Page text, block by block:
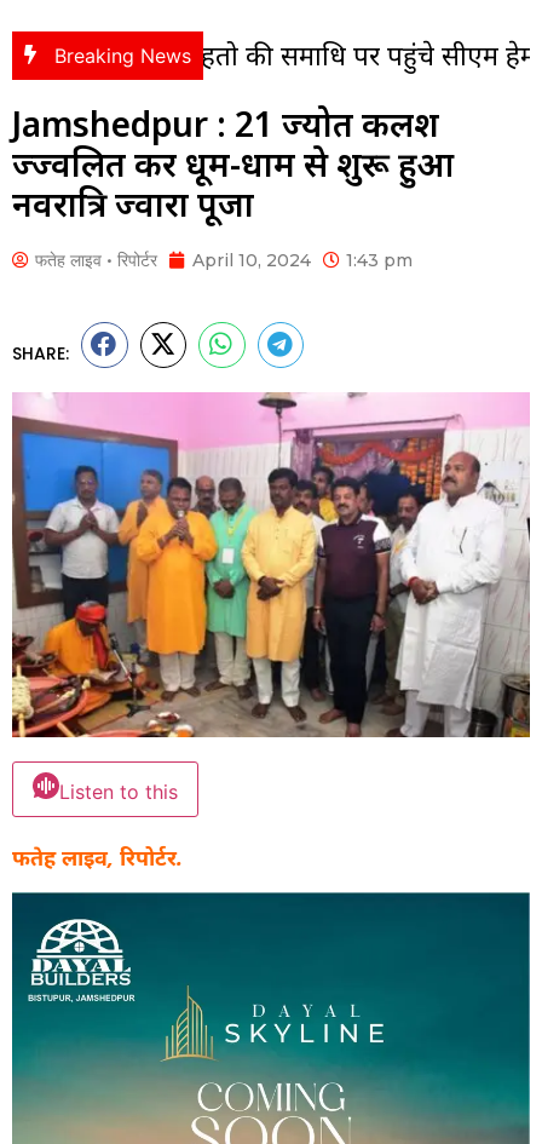
Breaking News
महतो की समाधि पर पहुंचे सीएम हेमंत सोरेन,
Jamshedpur : 21 ज्योत कलश
प्रज्ज्वलित कर धूम-धाम से शुरू हु़आ
नवरात्रि ज्वारा पूजा
फतेह लाइव • रिपोर्टर April 10, 2024 1:43 pm
SHARE:
Listen to this
फतेह लाइव, रिपोर्टर.